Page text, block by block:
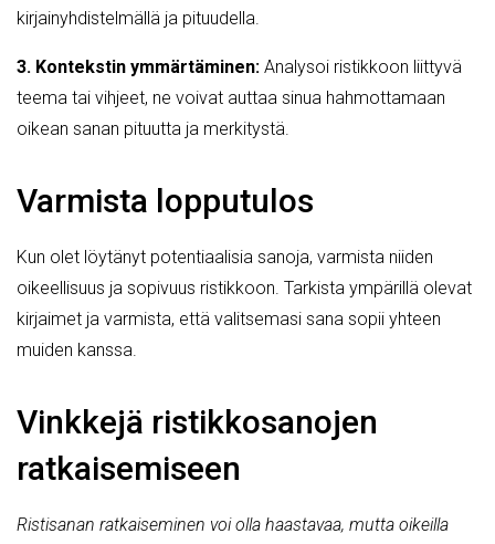
kirjainyhdistelmällä ja pituudella.
3. Kontekstin ymmärtäminen: Analysoi ristikkoon liittyvä
teema tai vihjeet, ne voivat auttaa sinua hahmottamaan
oikean sanan pituutta ja merkitystä.
Varmista lopputulos
Kun olet löytänyt potentiaalisia sanoja, varmista niiden
oikeellisuus ja sopivuus ristikkoon. Tarkista ympärillä olevat
kirjaimet ja varmista, että valitsemasi sana sopii yhteen
muiden kanssa.
Vinkkejä ristikkosanojen
ratkaisemiseen
Ristisanan ratkaiseminen voi olla haastavaa, mutta oikeilla